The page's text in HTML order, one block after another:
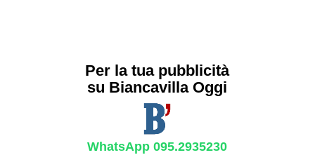
Per la tua pubblicità
su Biancavilla Oggi
WhatsApp 095.2935230